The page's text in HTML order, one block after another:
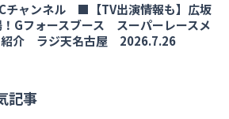
チャンネル ■【TV出演情報も】広坂
Gフォースブース スーパーレースメ
紹介 ラジ天名古屋 2026.7.26
記事